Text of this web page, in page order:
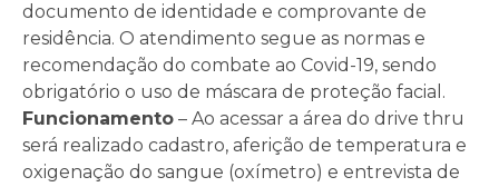
documento de identidade e comprovante de
residência. O atendimento segue as normas e
recomendação do combate ao Covid-19, sendo
obrigatório o uso de máscara de proteção facial.
Funcionamento – Ao acessar a área do drive thru
será realizado cadastro, aferição de temperatura e
oxigenação do sangue (oxímetro) e entrevista de